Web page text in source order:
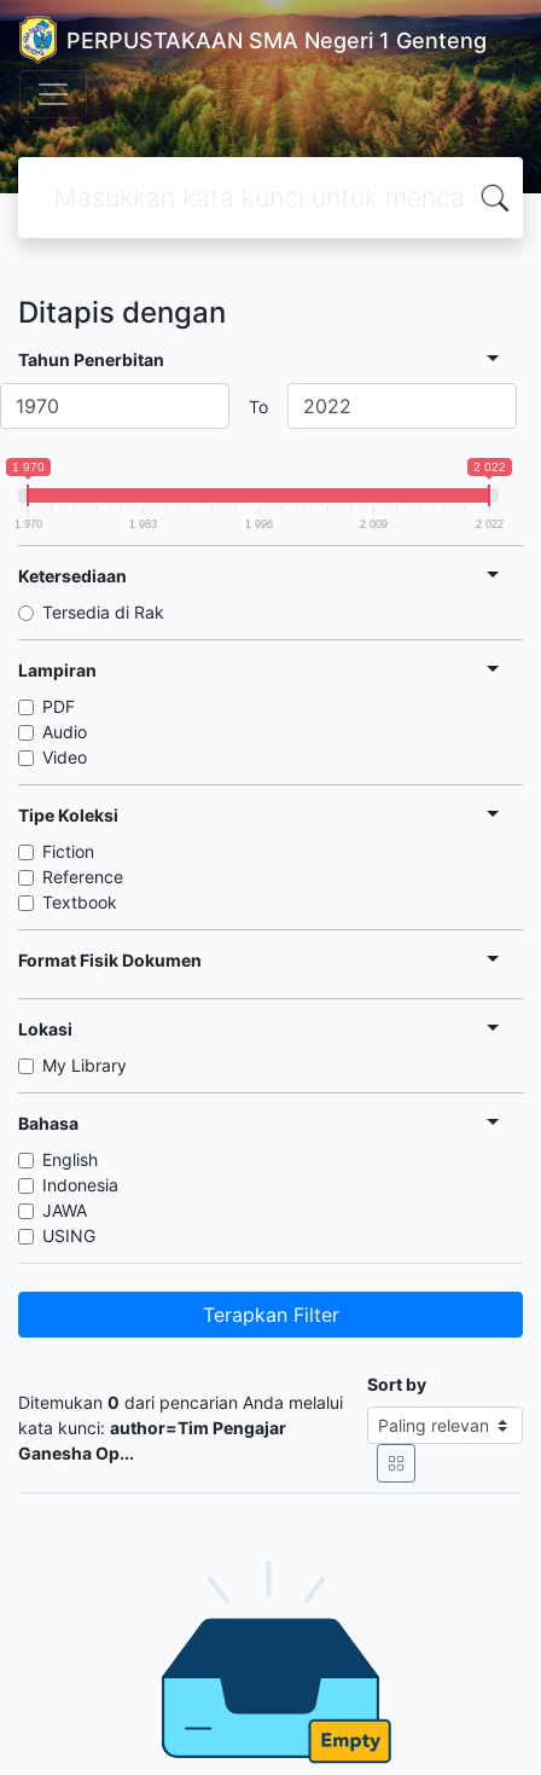
PERPUSTAKAAN SMA Negeri 1 Genteng
Ditapis dengan
Tahun Penerbitan
To
1 970 2 022
1 970 1 983 1 996 2 009 2 022
Ketersediaan
Tersedia di Rak
Lampiran
PDF
Audio
Video
Tipe Koleksi
Fiction
Reference
Textbook
Format Fisik Dokumen
Lokasi
My Library
Bahasa
English
Indonesia
JAWA
USING
Terapkan Filter
Ditemukan 0 dari pencarian Anda melalui
kata kunci: author=Tim Pengajar
Ganesha Op...
Sort by